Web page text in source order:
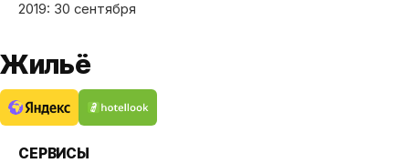
2019: 30 сентября
Жильё
СЕРВИСЫ